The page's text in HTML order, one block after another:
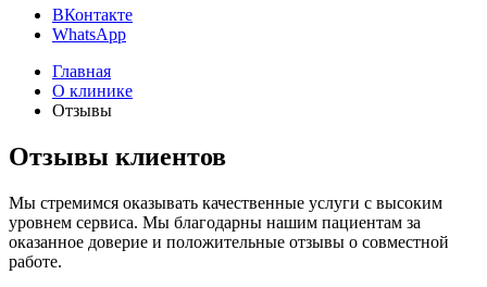
ВКонтакте
WhatsApp
Главная
О клинике
Отзывы
Отзывы клиентов
Мы стремимся оказывать качественные услуги с высоким
уровнем сервиса. Мы благодарны нашим пациентам за
оказанное доверие и положительные отзывы о совместной
работе.